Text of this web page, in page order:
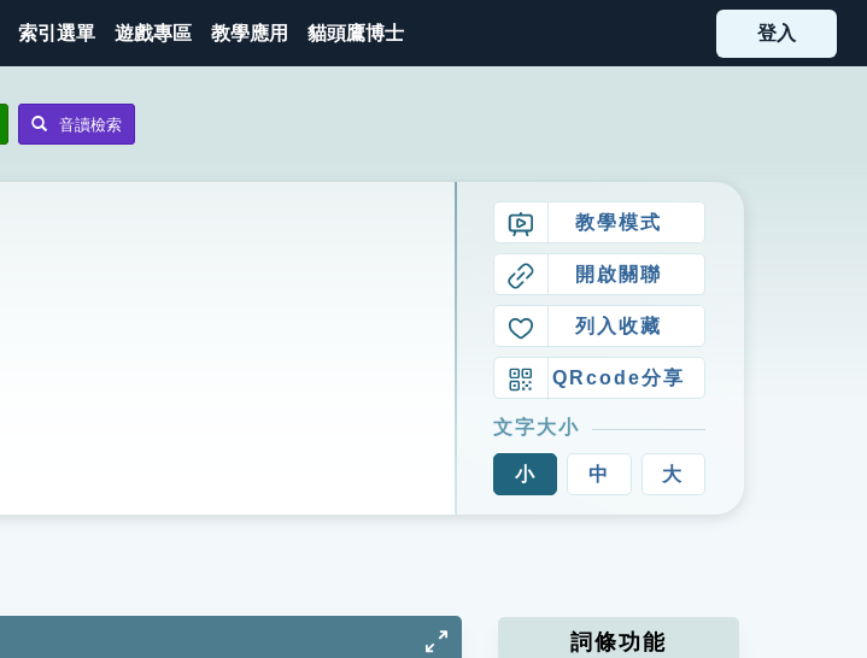
索引選單 遊戲專區 教學應用 貓頭鷹博士 登入
音讀檢索
教學模式
開啟關聯
列入收藏
QRcode分享
文字大小
小 中 大
詞條功能